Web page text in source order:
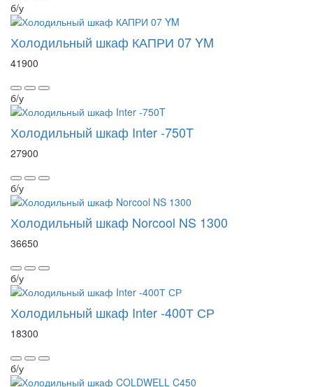
б/у
Холодильный шкаф КАПРИ 07 YM
41900
б/у
Холодильный шкаф Inter -750T
27900
б/у
Холодильный шкаф Norcool NS 1300
36650
б/у
Холодильный шкаф Inter -400Т СР
18300
б/у